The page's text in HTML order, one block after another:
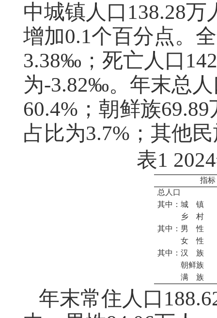
中城镇人口 138.28万
增加0.1个百分点。
3.38‰；死亡人口
为-3.82‰。年末总人
60.4% ；朝鲜族69.89
占比为3.7% ；其他
表1 2024
指标
总人口
其中：城 镇
乡 村
其中：男 性
女 性
其中：汉 族
朝鲜族
满 族
年末常住人口